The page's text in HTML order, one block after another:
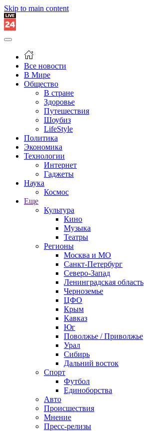
Skip to main content
Все новости
В Мире
Общество
В стране
Здоровье
Путешествия
Шоубиз
LifeStyle
Политика
Экономика
Технологии
Интернет
Гаджеты
Наука
Космос
Еще
Культура
Кино
Музыка
Театры
Регионы
Москва и МО
Санкт-Петербург
Северо-Запад
Ленинградская область
Черноземье
ЦФО
Крым
Кавказ
Юг
Поволжье / Приволжье
Урал
Сибирь
Дальний восток
Спорт
Футбол
Единоборства
Авто
Происшествия
Мнение
Пресс-релизы